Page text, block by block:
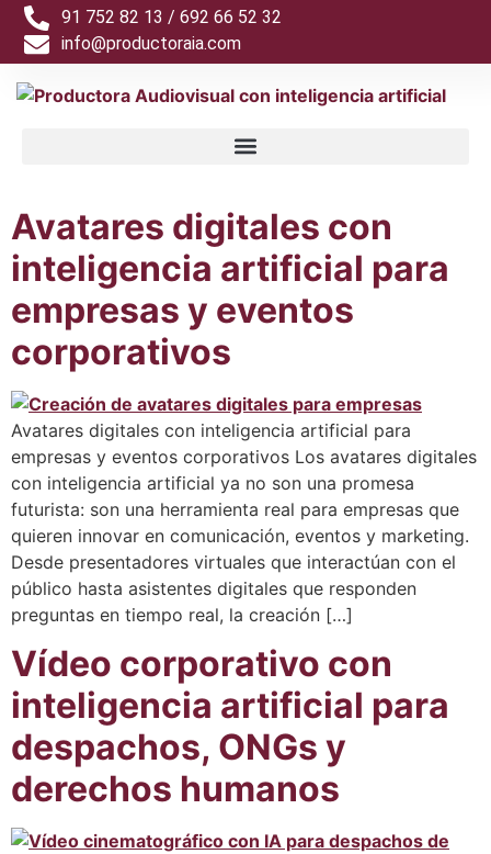
91 752 82 13 / 692 66 52 32
info@productoraia.com
Avatares digitales con
inteligencia artificial para
empresas y eventos
corporativos
Avatares digitales con inteligencia artificial para
empresas y eventos corporativos Los avatares digitales
con inteligencia artificial ya no son una promesa
futurista: son una herramienta real para empresas que
quieren innovar en comunicación, eventos y marketing.
Desde presentadores virtuales que interactúan con el
público hasta asistentes digitales que responden
preguntas en tiempo real, la creación […]
Vídeo corporativo con
inteligencia artificial para
despachos, ONGs y
derechos humanos